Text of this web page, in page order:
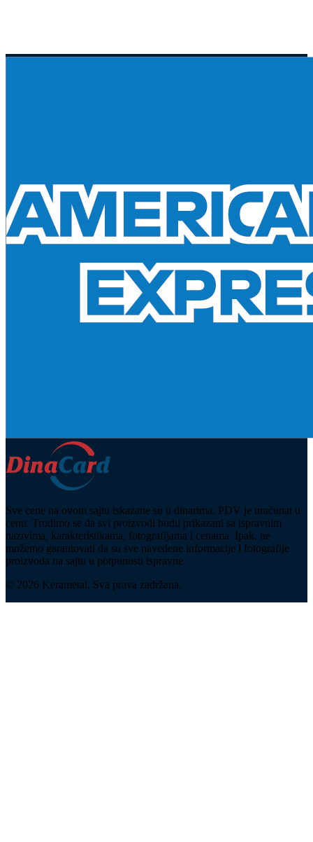
Sve cene na ovom sajtu iskazane su u dinarima. PDV je uračunat u
cenu. Trudimo se da svi proizvodi budu prikazani sa ispravnim
nazivima, karakteristikama, fotografijama i cenama. Ipak, ne
možemo garantovati da su sve navedene informacije i fotografije
proizvoda na sajtu u potpunosti ispravne.
© 2026 Kerametal. Sva prava zadržana.